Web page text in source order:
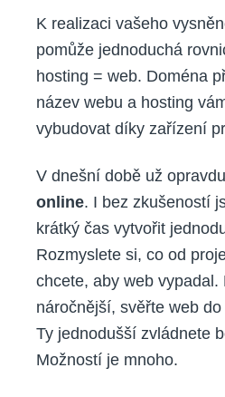
K realizaci vašeho
pomůže jednoduchá
hosting = web. Doména
název webu a hosting
vybudovat díky zařízení
V dnešní době už opravdu
online. I bez zkušeností
krátký čas vytvořit
Rozmyslete si, co od
chcete, aby web vypadal.
náročnější, svěřte web
Ty jednodušší zvládnete
Možností je mnoho.